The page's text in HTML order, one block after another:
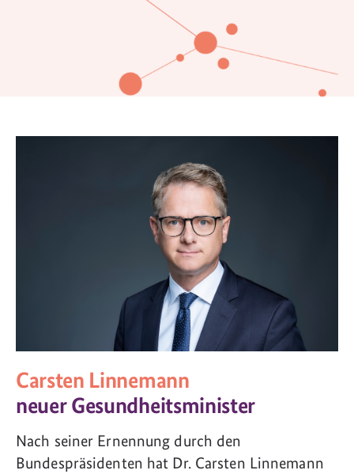
Carsten Linnemann
neuer Gesundheitsminister
Nach seiner Ernennung durch den
Bundespräsidenten hat Dr. Carsten Linnemann